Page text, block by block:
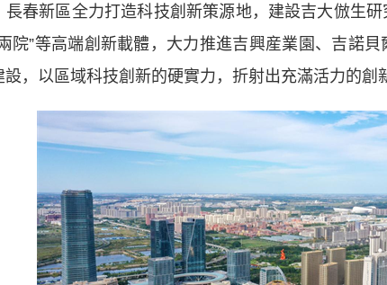
新區全力打造科技創新策源地，建設吉大倣生研
院”等高端創新載體，大力推進吉興産業園、吉諾
，以區域科技創新的硬實力，折射出充滿活力的創